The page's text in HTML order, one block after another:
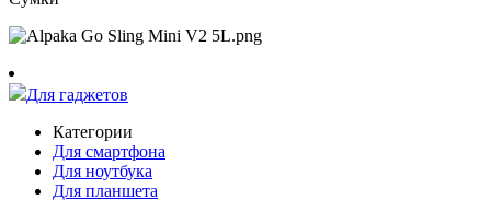
Для гаджетов
Категории
Для смартфона
Для ноутбука
Для планшета